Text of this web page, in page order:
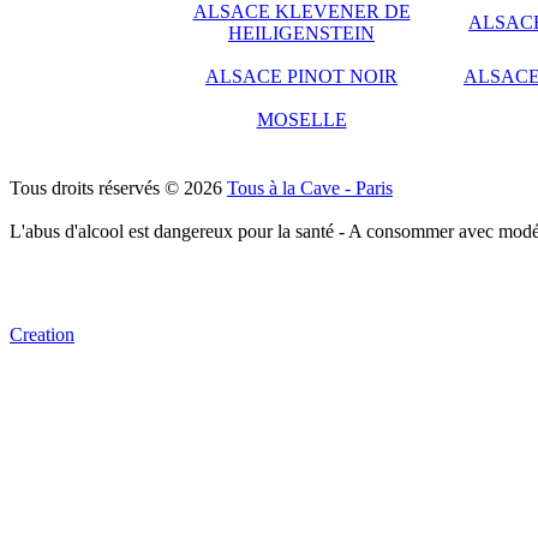
ALSACE KLEVENER DE
HEILIGENSTEIN
ALSACE PINOT NOIR
MOSELLE
Tous droits réservés © 2026 Tous à la Cave - Paris
L'abus d'alcool est dangereux pour la santé - A consommer avec
Creation